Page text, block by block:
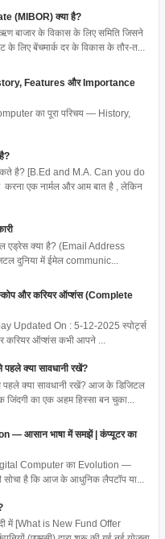
(MIBOR) क्या है?
बाजार के विकास के लिए समिति जिसने
के लिए बेंचमार्क दर के विकास के तौर-त...
Features और Importance
का पूरा परिचय — History,
है? [B.Ed and M.A. Can you do
एक नार्मल और आम बात है , लेकिन
एड्रेस क्या है? (Email Address
दुनिया में ईमेल communic...
स्कोप और करियर ऑप्शंस (Complete
Updated On : 5-12-2025 स्पोर्ट्स
करियर ऑप्शंस कभी आपने ...
क्या सावधानी रखें?
क्या सावधानी रखें? आज के डिजिटल
जिंदगी का एक अहम हिस्सा बन चुका...
— आसान भाषा में समझें | कंप्यूटर का
Computer का Evolution —
है कि आज के आधुनिक लैपटॉप या...
में [What is New Fund Offer